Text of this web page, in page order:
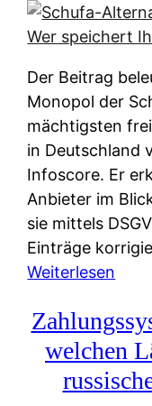
Der Beitrag
Monopol der
mächtigsten
in Deutschland
Infoscore. Er
Anbieter im
sie mittels
Einträge
Weiterlesen
c
h
u
f
welchen